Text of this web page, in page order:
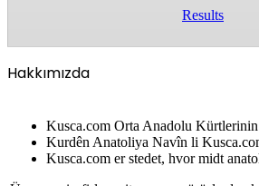
Results
Hakkımızda
Kusca.com Orta Anadolu
Kurdên Anatoliya Navîn li
Kusca.com er stedet, hvor midt